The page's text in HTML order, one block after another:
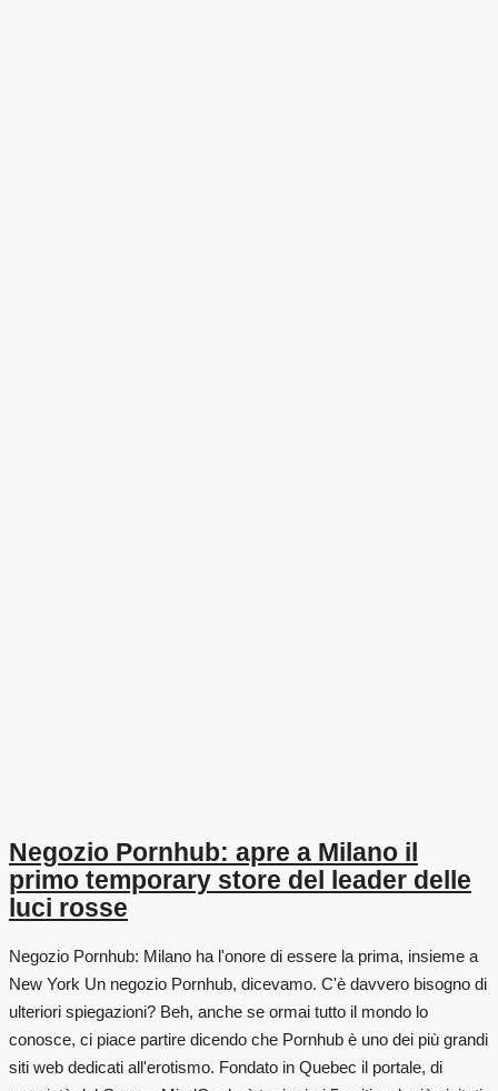
Negozio Pornhub: apre a Milano il
primo temporary store del leader delle
luci rosse
Negozio Pornhub: Milano ha l'onore di essere la prima, insieme a
New York Un negozio Pornhub, dicevamo. C'è davvero bisogno di
ulteriori spiegazioni? Beh, anche se ormai tutto il mondo lo
conosce, ci piace partire dicendo che Pornhub è uno dei più grandi
siti web dedicati all'erotismo. Fondato in Quebec il portale, di